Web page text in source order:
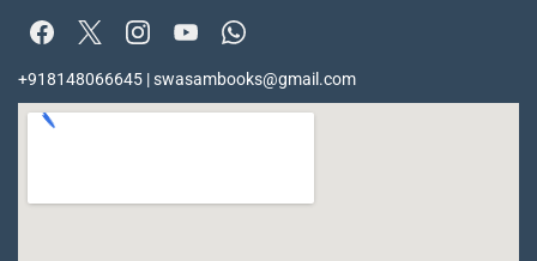
+918148066645 | swasambooks@gmail.com